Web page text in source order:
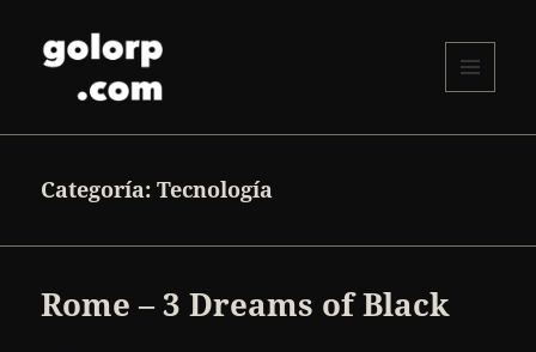
WIDGETS
Categoría:Tecnología
Rome – 3 Dreams of Black